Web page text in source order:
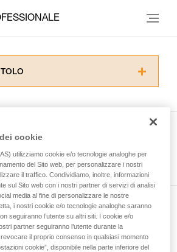
di queste tecniche richiede una
ed un addestramento specifico.
un professionista la vostra
rifare la manovra, da soli, in piena
di riprodurla autonomamente.
di tecniche relative alla vostra
possono esistere altre che non
descritte.
tutti i consigli tecnici
novità
cookie
utilizziamo cookie e/o tecnologie analoghe per
del Sito web, per personalizzare i nostri
il traffico. Condividiamo, inoltre, informazioni
sul Sito web con i nostri partner di servizi di analisi
media al fine di personalizzare le nostre
i nostri cookie e/o tecnologie analoghe saranno
seguiranno l’utente su altri siti. I cookie e/o
partner seguiranno l’utente durante la
revocare il proprio consenso in qualsiasi momento
cookie”, disponibile nella parte inferiore del